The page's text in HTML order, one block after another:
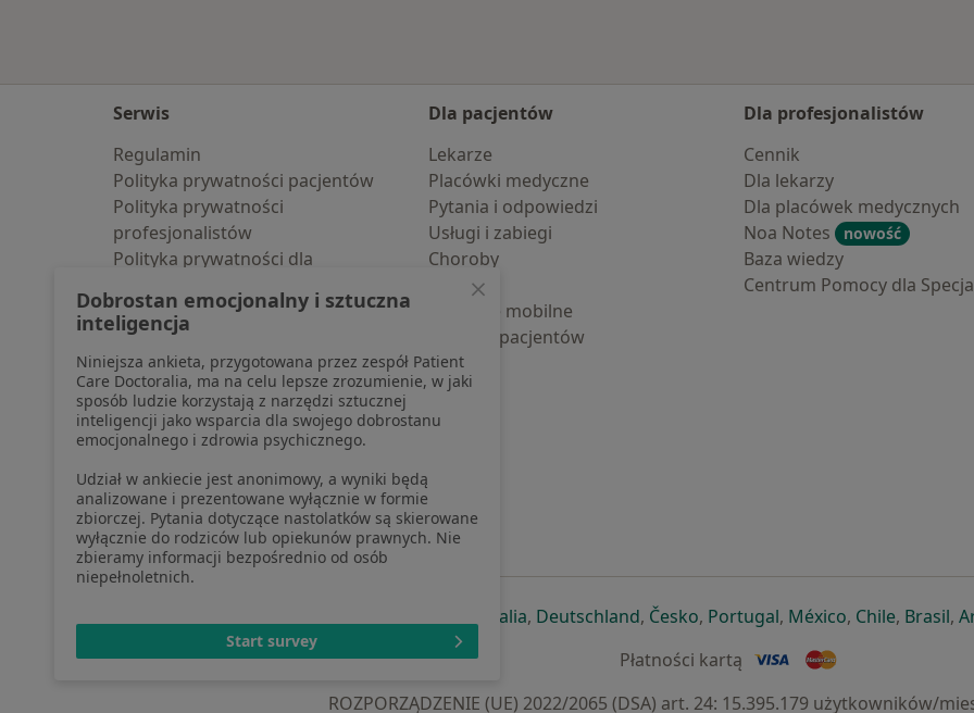
Serwis
Regulamin
Polityka prywatności pacjentów
Polityka prywatności
profesjonalistów
Polityka prywatności dla
pozyskaliśmy samodzielnie
Polityka cookies
Jak działają wyniki wyszukiwania
Dostępność
O nas
Praca Rekrutujemy!
Partnerzy
Centrum prasowe
Kontakt
Dla pacjentów
Lekarze
Placówki medyczne
Pytania i odpowiedzi
Usługi i zabiegi
Choroby
Pomoc
Aplikacje mobilne
Blog dla pacjentów
Dla profesjonalistów
Cennik
Dla lekarzy
Dla placówek medycznych
Noa Notes
nowość
Baza wiedzy
Centrum Pomocy dla
otwiera się w nowej karcie
otwiera się w nowej karcie
otwiera się w nowej karcie
Italiaotwiera się w nowej karcie
, Deutschlandotwiera się w nowej karcie
, Českootwiera się w nowej karcie
, Portugalotwiera się w nowej
, Méxicootwiera się w
, Chileotwiera
, Brasil,
Płatności kartą
ROZPORZĄDZENIE (UE) 2022/2065 (DSA) art. 24: 15.395.179 użytkowników/
Dobrostan emocjonalny i sztuczna
inteligencja
Niniejsza ankieta, przygotowana przez zespół Patient
Care Doctoralia, ma na celu lepsze zrozumienie, w jaki
sposób ludzie korzystają z narzędzi sztucznej
inteligencji jako wsparcia dla swojego dobrostanu
emocjonalnego i zdrowia psychicznego.
Udział w ankiecie jest anonimowy, a wyniki będą
analizowane i prezentowane wyłącznie w formie
zbiorczej. Pytania dotyczące nastolatków są skierowane
wyłącznie do rodziców lub opiekunów prawnych. Nie
zbieramy informacji bezpośrednio od osób
niepełnoletnich.
Start survey